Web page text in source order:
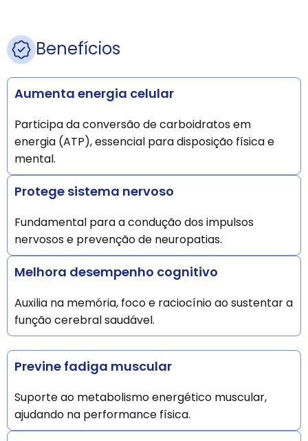
Benefícios
Aumenta energia celular
Participa da conversão de carboidratos em
energia (ATP), essencial para disposição física e
mental.
Protege sistema nervoso
Fundamental para a condução dos impulsos
nervosos e prevenção de neuropatias.
Melhora desempenho cognitivo
Auxilia na memória, foco e raciocínio ao sustentar a
função cerebral saudável.
Previne fadiga muscular
Suporte ao metabolismo energético muscular,
ajudando na performance física.